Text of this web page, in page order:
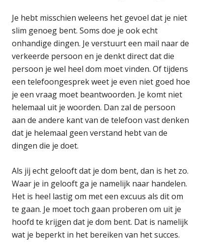
Je hebt misschien weleens het gevoel dat je niet
slim genoeg bent. Soms doe je ook echt
onhandige dingen. Je verstuurt een mail naar de
verkeerde persoon en je denkt direct dat die
persoon je wel heel dom moet vinden. Of tijdens
een telefoongesprek weet je even niet goed hoe
je een vraag moet beantwoorden. Je komt niet
helemaal uit je woorden. Dan zal de persoon
aan de andere kant van de telefoon vast denken
dat je helemaal geen verstand hebt van de
dingen die je doet.
Als jij echt gelooft dat je dom bent, dan is het zo.
Waar je in gelooft ga je namelijk naar handelen.
Het is heel lastig om met een excuus als dit om
te gaan. Je moet toch gaan proberen om uit je
hoofd te krijgen dat je dom bent. Dat is namelijk
wat je beperkt in het bereiken van het succes.